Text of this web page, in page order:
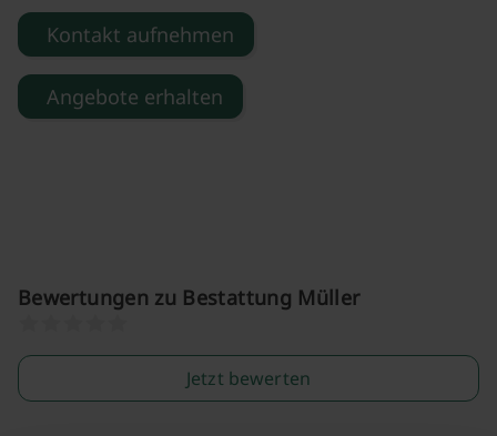
Kontakt aufnehmen
Angebote erhalten
Bewertungen zu Bestattung Müller
Jetzt bewerten